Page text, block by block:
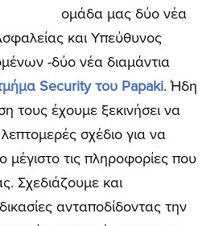
ομάδα μας δύο νέα
και Υπεύθυνος
-δύο νέα διαμάντια
Security του Papaki. Ήδη
τους έχουμε ξεκινήσει να
σχέδιο για να
μέγιστο τις πληροφορίες που
Σχεδιάζουμε και
ανταποδίδοντας την